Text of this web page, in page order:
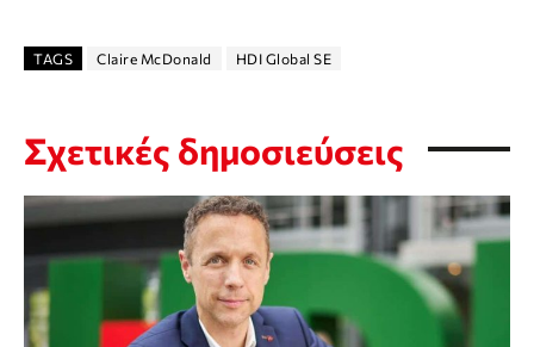
TAGS Claire McDonald HDI Global SE
Σχετικές δημοσιεύσεις